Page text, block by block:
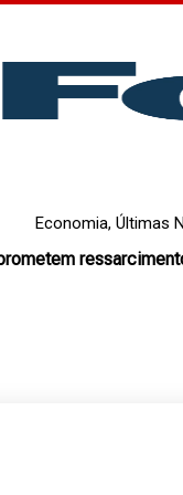
Economia, Últimas